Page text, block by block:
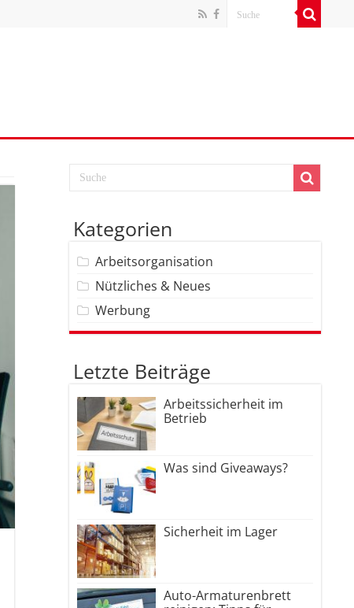
Kategorien
Arbeitsorganisation
Nützliches & Neues
Werbung
Letzte Beiträge
Arbeitssicherheit im
Betrieb
Was sind Giveaways?
Sicherheit im Lager
Auto-Armaturenbrett